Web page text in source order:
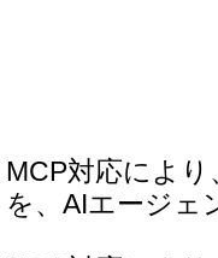
MCP対応によ
を、AIエージェ